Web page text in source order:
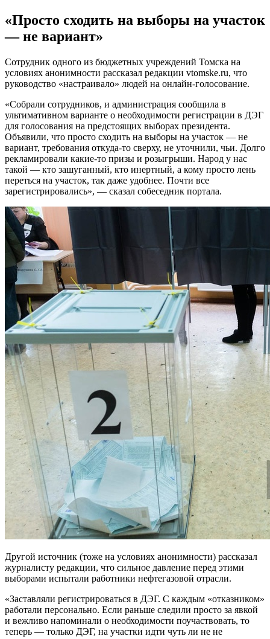
«Просто сходить на выборы на участок
— не вариант»
Сотрудник одного из бюджетных учреждений Томска на
условиях анонимности рассказал редакции vtomske.ru, что
руководство «настраивало» людей на онлайн-голосование.
«Собрали сотрудников, и администрация сообщила в
ультимативном варианте о необходимости регистрации в ДЭГ
для голосования на предстоящих выборах президента.
Объявили, что просто сходить на выборы на участок — не
вариант, требования откуда-то сверху, не уточнили, чьи. Долго
рекламировали какие-то призы и розыгрыши. Народ у нас
такой — кто зашуганный, кто инертный, а кому просто лень
переться на участок, так даже удобнее. Почти все
зарегистрировались», — сказал собеседник портала.
Другой источник (тоже на условиях анонимности) рассказал
журналисту редакции, что сильное давление перед этими
выборами испытали работники нефтегазовой отрасли.
«Заставляли регистрироваться в ДЭГ. С каждым «отказником»
работали персонально. Если раньше следили просто за явкой
и вежливо напоминали о необходимости поучаствовать, то
теперь — только ДЭГ, на участки идти чуть ли не не